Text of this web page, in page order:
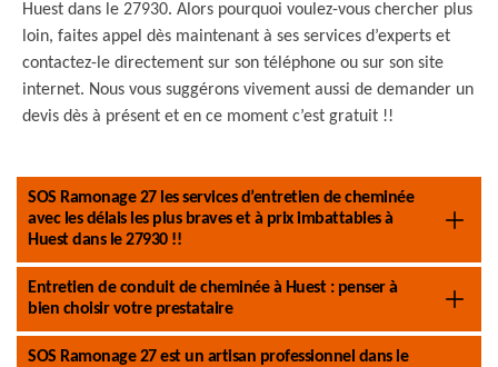
Huest dans le 27930. Alors pourquoi voulez-vous chercher plus
loin, faites appel dès maintenant à ses services d’experts et
contactez-le directement sur son téléphone ou sur son site
internet. Nous vous suggérons vivement aussi de demander un
devis dès à présent et en ce moment c’est gratuit !!
SOS Ramonage 27 les services d’entretien de cheminée
avec les délais les plus braves et à prix imbattables à
Huest dans le 27930 !!
Entretien de conduit de cheminée à Huest : penser à
bien choisir votre prestataire
SOS Ramonage 27 est un artisan professionnel dans le